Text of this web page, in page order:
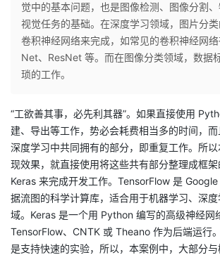
人
主
我
的
发
者
我
的
我
我
开
发
者
学
的
Programs
我
的
支
持
觉中的基本问题，也是图像检测、图像分割
视觉任务的基础。在深度学习领域，图片分
卷积神经网络来完成，如常见的卷积神经网
Net、ResNet 等。而在图像分类领域，数据
琐的工作。
“工欲善其事，必先利其器”。如果直接使用
建、导出等工作，势必会耗费相当多的时间，
深度学习中共同拥有的部分，即重复工作。所
现效果，就直接使用将这些共有部分整理成框
Keras 来完成开发工作。TensorFlow 是
据流图的科学计算库，适合用于机器学习、深
域。Keras 是一个用 Python 编写的高级神经网
TensorFlow、CNTK 或 Theano 作为后端运行
是支持快速的实验，所以，本案例中，大部分